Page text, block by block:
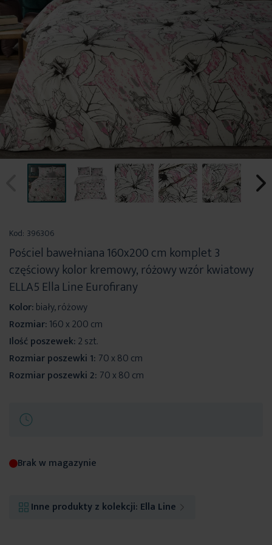
początek
galerii
Kod: 396306
Pościel bawełniana 160x200 cm komplet 3
częściowy kolor kremowy, różowy wzór kwiatowy
ELLA5 Ella Line Eurofirany
Kolor:biały, różowy
Rozmiar:160 x 200 cm
Ilość poszewek:2 szt.
Rozmiar poszewki 1: 70 x 80 cm
Rozmiar poszewki 2: 70 x 80 cm
Brak w magazynie
Inne produkty z kolekcji: Ella Line